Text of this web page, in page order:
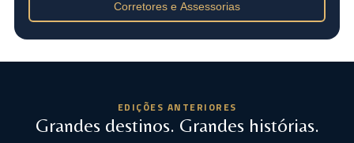
Corretores e Assessorias
EDIÇÕES ANTERIORES
Grandes destinos. Grandes histórias.